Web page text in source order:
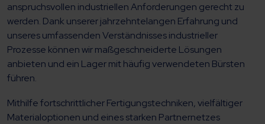
anspruchsvollen industriellen Anforderungen gerecht zu
werden. Dank unserer jahrzehntelangen Erfahrung und
unseres umfassenden Verständnisses industrieller
Prozesse können wir maßgeschneiderte Lösungen
anbieten und ein Lager mit häufig verwendeten Bürsten
führen.
Mithilfe fortschrittlicher Fertigungstechniken, vielfältiger
Materialoptionen und eines starken Partnernetzes